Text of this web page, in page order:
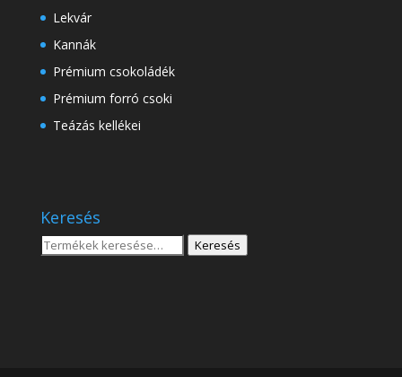
Lekvár
Kannák
Prémium csokoládék
Prémium forró csoki
Teázás kellékei
Keresés
Keresés
Keresés